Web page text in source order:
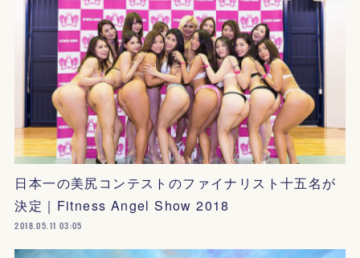
日本一の美尻コンテストのファイナリスト十五名が
決定｜Fitness Angel Show 2018
2018.05.11 03:05